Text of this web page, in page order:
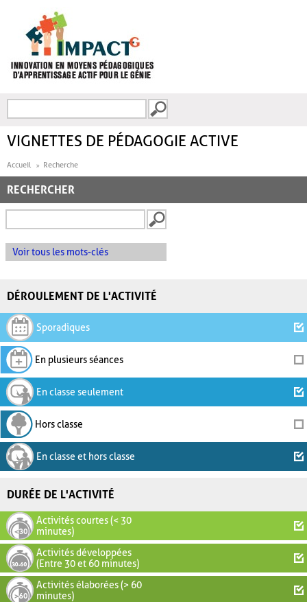
FORMULAIRE DE
VIGNETTES DE PÉDAGOGIE ACTIVE
Accueil Recherche
RECHERCHER
Voir tous les mots-clés
DÉROULEMENT DE L'ACTIVITÉ
Sporadiques
En plusieurs séances
En classe seulement
Hors classe
En classe et hors classe
DURÉE DE L'ACTIVITÉ
Activités courtes (< 30
minutes)
Activités développées
(Entre 30 et 60 minutes)
Activités élaborées (> 60
minutes)